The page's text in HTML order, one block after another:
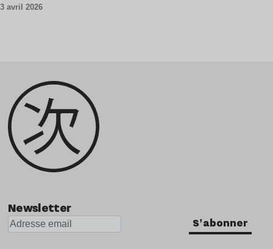
3 avril 2026
Newsletter
S'abonner